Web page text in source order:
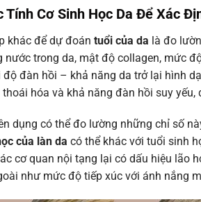
Cơ Sinh Học Da Để Xác
khác để dự đoán tuổi của da là đo
nước trong da, mật độ collagen, mức
độ đàn hồi – khả năng da trở lại hình
hóa và khả năng đàn hồi suy
dụng có thể đo lường những chỉ số
của làn da có thể khác với tuổi sinh
cơ quan nội tạng lại có dấu hiệu lão
như mức độ tiếp xúc với ánh nắng